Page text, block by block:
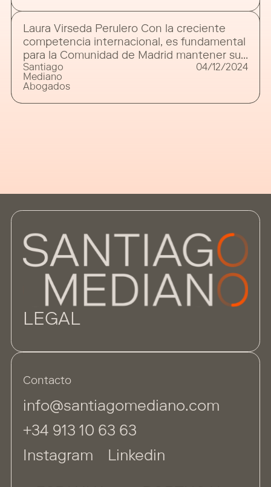
Laura Virseda Perulero Con la creciente
competencia internacional, es fundamental
para la Comunidad de Madrid mantener su
posición como destino preferido para la
inversión extranjera. Conscientes de esto,
Santiago
Mediano
Abogados
04/12/2024
Contacto
info@santiagomediano.com
+34 913 10 63 63
Instagram
Linkedin
LEGAL